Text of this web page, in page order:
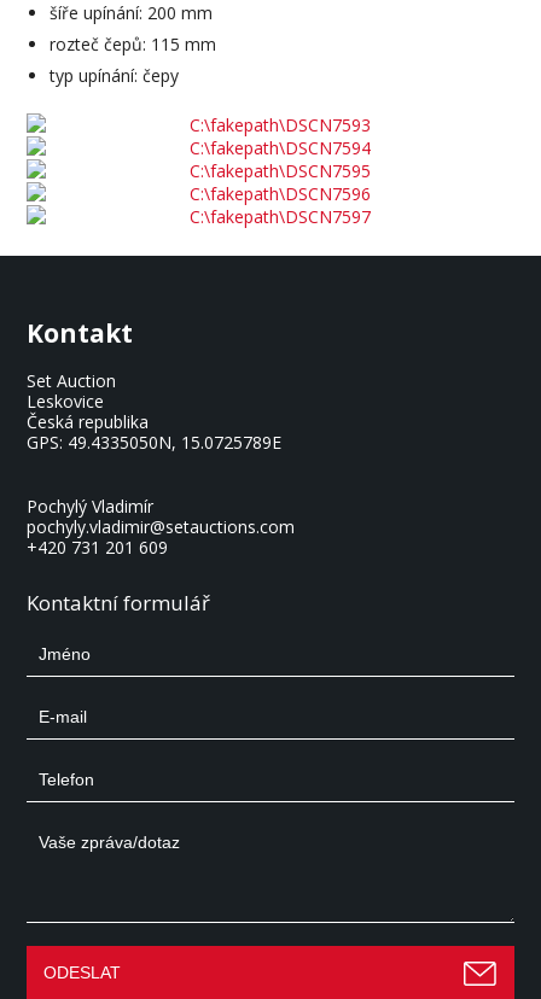
šíře upínání: 200 mm
rozteč čepů: 115 mm
typ upínání: čepy
Kontakt
Set Auction
Leskovice
Česká republika
GPS: 49.4335050N, 15.0725789E
Pochylý Vladimír
pochyly.vladimir@setauctions.com
+420 731 201 609
Kontaktní formulář